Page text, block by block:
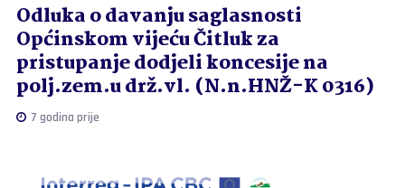
Odluka o davanju saglasnosti
Općinskom vijeću Čitluk za
pristupanje dodjeli koncesije na
polj.zem.u drž.vl. (N.n.HNŽ-K 0316)
7 godina prije